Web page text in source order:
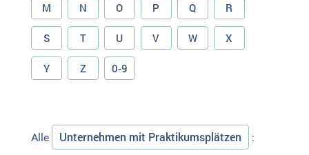
M N O P Q R
S T U V W X
Y Z 0-9
Alle Unternehmen mit Praktikumsplätzen :